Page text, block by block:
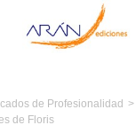
de Profesionalidad >
de Floris